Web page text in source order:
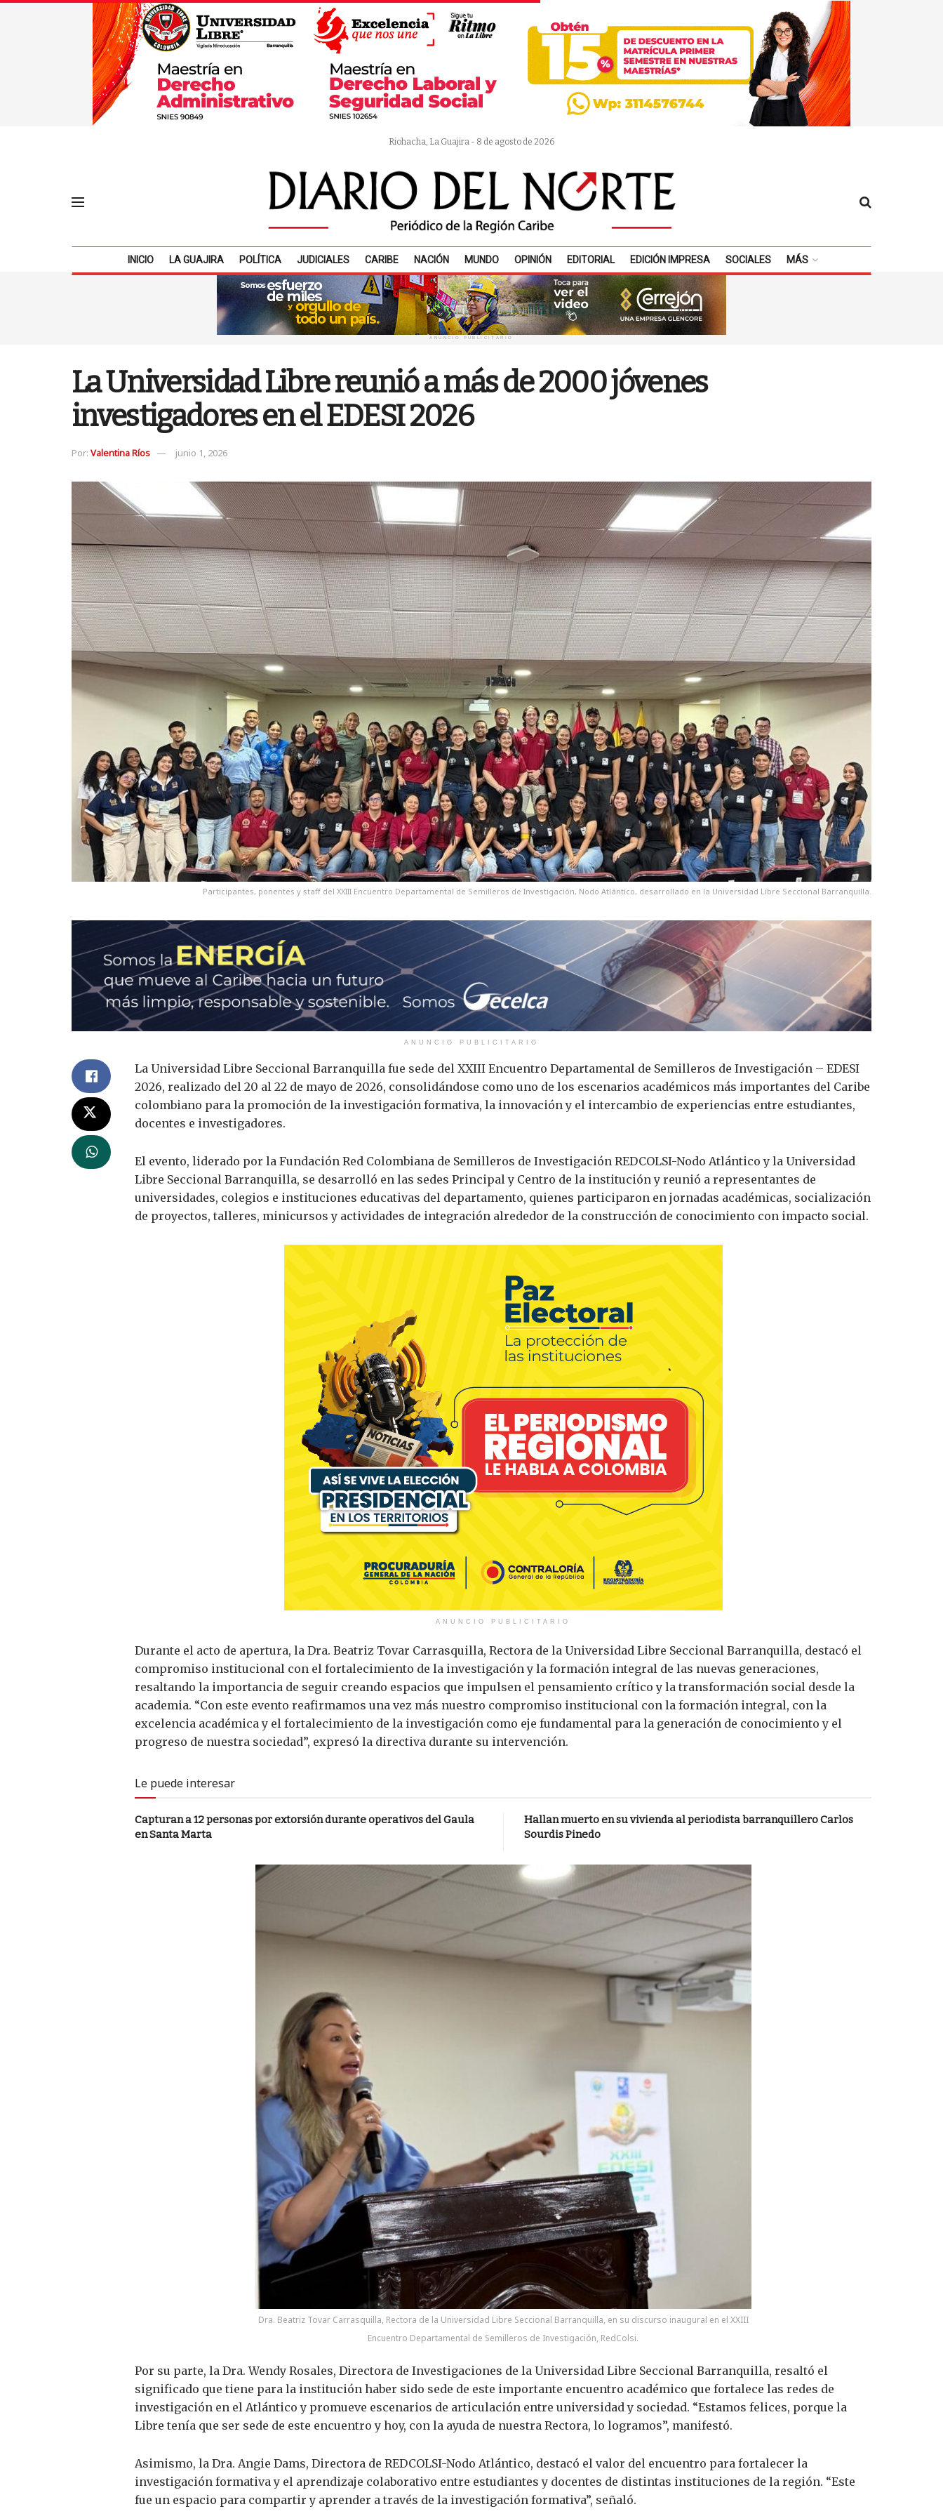
Riohacha, La Guajira - 8 de agosto de 2026
INICIO LA GUAJIRA POLÍTICA JUDICIALES CARIBE NACIÓN MUNDO OPINIÓN EDITORIAL EDICIÓN IMPRESA SOCIALES MÁS
ANUNCIO PUBLICITARIO
La Universidad Libre reunió a más de 2000 jóvenes
investigadores en el EDESI 2026
Por: Valentina Ríos junio 1, 2026
Participantes, ponentes y staff del XXIII Encuentro Departamental de Semilleros de Investigación, Nodo Atlántico, desarrollado en la Universidad Libre Seccional Barranquilla.
ANUNCIO PUBLICITARIO
La Universidad Libre Seccional Barranquilla fue sede del XXIII Encuentro Departamental de Semilleros de Investigación – EDESI
2026, realizado del 20 al 22 de mayo de 2026, consolidándose como uno de los escenarios académicos más importantes del Caribe
colombiano para la promoción de la investigación formativa, la innovación y el intercambio de experiencias entre estudiantes,
docentes e investigadores.
El evento, liderado por la Fundación Red Colombiana de Semilleros de Investigación REDCOLSI-Nodo Atlántico y la Universidad
Libre Seccional Barranquilla, se desarrolló en las sedes Principal y Centro de la institución y reunió a representantes de
universidades, colegios e instituciones educativas del departamento, quienes participaron en jornadas académicas, socialización
de proyectos, talleres, minicursos y actividades de integración alrededor de la construcción de conocimiento con impacto social.
ANUNCIO PUBLICITARIO
Durante el acto de apertura, la Dra. Beatriz Tovar Carrasquilla, Rectora de la Universidad Libre Seccional Barranquilla, destacó el
compromiso institucional con el fortalecimiento de la investigación y la formación integral de las nuevas generaciones,
resaltando la importancia de seguir creando espacios que impulsen el pensamiento crítico y la transformación social desde la
academia. “Con este evento reafirmamos una vez más nuestro compromiso institucional con la formación integral, con la
excelencia académica y el fortalecimiento de la investigación como eje fundamental para la generación de conocimiento y el
progreso de nuestra sociedad”, expresó la directiva durante su intervención.
Le puede interesar
Capturan a 12 personas por extorsión durante operativos del Gaula
en Santa Marta
Hallan muerto en su vivienda al periodista barranquillero Carlos
Sourdis Pinedo
Dra. Beatriz Tovar Carrasquilla, Rectora de la Universidad Libre Seccional Barranquilla, en su discurso inaugural en el XXIII
Encuentro Departamental de Semilleros de Investigación, RedColsi.
Por su parte, la Dra. Wendy Rosales, Directora de Investigaciones de la Universidad Libre Seccional Barranquilla, resaltó el
significado que tiene para la institución haber sido sede de este importante encuentro académico que fortalece las redes de
investigación en el Atlántico y promueve escenarios de articulación entre universidad y sociedad. “Estamos felices, porque la
Libre tenía que ser sede de este encuentro y hoy, con la ayuda de nuestra Rectora, lo logramos”, manifestó.
Asimismo, la Dra. Angie Dams, Directora de REDCOLSI-Nodo Atlántico, destacó el valor del encuentro para fortalecer la
investigación formativa y el aprendizaje colaborativo entre estudiantes y docentes de distintas instituciones de la región. “Este
fue un espacio para compartir y aprender a través de la investigación formativa”, señaló.